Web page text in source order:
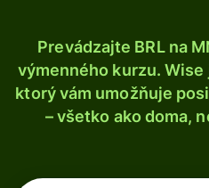
Prevádzajte BRL na
výmenného kurzu.
ktorý vám umožňuje
– všetko ako doma,